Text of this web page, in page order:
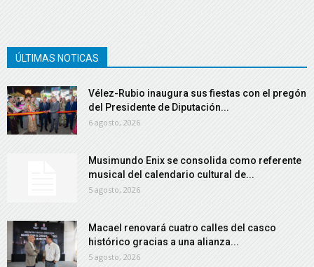
ÚLTIMAS NOTICAS
Vélez-Rubio inaugura sus fiestas con el pregón
del Presidente de Diputación...
6 agosto, 2026
Musimundo Enix se consolida como referente
musical del calendario cultural de...
5 agosto, 2026
Macael renovará cuatro calles del casco
histórico gracias a una alianza...
5 agosto, 2026